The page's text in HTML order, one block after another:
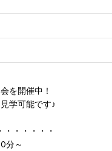
を開催中！
学可能です♪
・・・・・・
分～